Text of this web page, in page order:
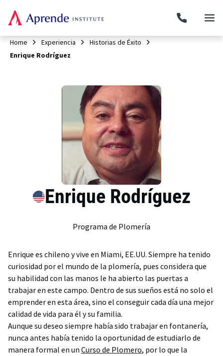
Home Experiencia
Historias de Éxito
Enrique Rodríguez
Enrique Rodríguez
Programa de Plomería
Enrique es chileno y vive en Miami, EE.UU. Siempre ha tenido
curiosidad por el mundo de la plomería, pues considera que
su habilidad con las manos le ha abierto las puertas a
trabajar en este campo. Dentro de sus sueños está no solo el
emprender en esta área, sino el conseguir cada día una mejor
calidad de vida para él y su familia.
Aunque su deseo siempre había sido trabajar en fontanería,
nunca antes había tenido la oportunidad de estudiarlo de
manera formal en un Curso de Plomero, por lo que la